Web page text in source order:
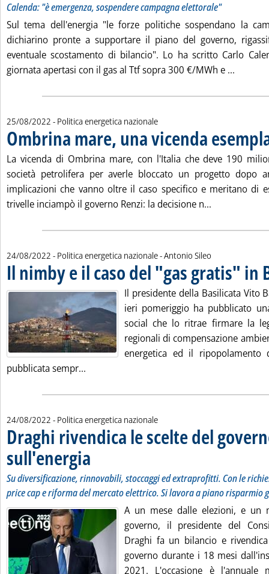
Calenda: "è emergenza, sospendere campagna elettorale"
Sul tema dell'energia "le forze politiche sospendano la
dichiarino pronte a supportare il piano del governo,
eventuale scostamento di bilancio". Lo ha scritto Carlo
giornata apertasi con il gas al Ttf sopra 300 €/MWh e ...
25/08/2022 - Politica energetica nazionale
Ombrina mare, una vicenda
La vicenda di Ombrina mare, con l'Italia che deve 190
società petrolifera per averle bloccato un progetto dopo
implicazioni che vanno oltre il caso specifico e meritano di
trivelle inciampò il governo Renzi: la decisione n...
24/08/2022 - Politica energetica nazionale -di:
Antonio Sileo
Il nimby e il caso del "gas gratis" in
Il presidente della Basilicata Vito
ieri pomeriggio ha pubblicato
social che lo ritrae firmare la
regionali di compensazione
energetica ed il ripopolamento
pubblicata sempr...
24/08/2022 - Politica energetica nazionale
Draghi rivendica le scelte del
sull'energia . Sottotitolo: Su diversificazione, rinnovabili, stoccaggi ed
. Pubblicata mercoledì 24 agosto 2022 alle 14.22.
Su diversificazione, rinnovabili, stoccaggi ed extraprofitti. Con le
price cap e riforma del mercato elettrico. Si lavora a piano risparmio
A un mese dalle elezioni, e un
governo, il presidente del
Draghi fa un bilancio e
governo durante i 18 mesi
2021. L'occasione è